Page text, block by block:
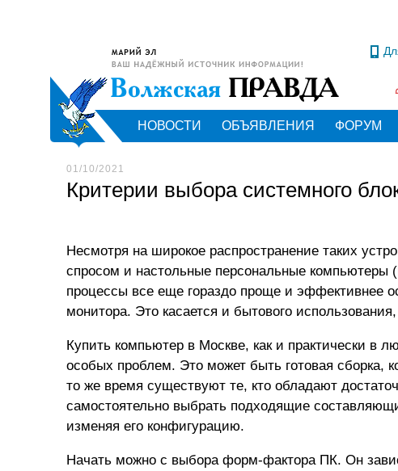
НОВОСТИ ОБЪЯВЛЕНИЯ ФОРУМ
01/10/2021
Критерии выбора системного
Несмотря на широкое распространение таких
спросом и настольные персональные
процессы все еще гораздо проще и эффективнее
монитора. Это касается и бытового
Купить компьютер в Москве, как и практически в
особых проблем. Это может быть готовая сборка,
то же время существуют те, кто обладают
самостоятельно выбрать подходящие
изменяя его конфигурацию.
Начать можно с выбора форм-фактора ПК. Он